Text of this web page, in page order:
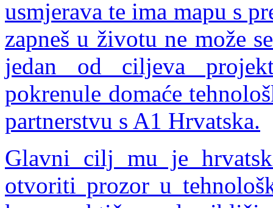
usmjerava te ima mapu s
zapneš u životu ne može
jedan od ciljeva
pokrenule domaće
partnerstvu s A1 Hrvatska.
Glavni cilj mu je
otvoriti prozor u